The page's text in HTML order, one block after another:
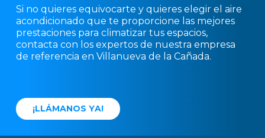
Si no quieres equivocarte y quieres elegir el aire
acondicionado que te proporcione las mejores
prestaciones para climatizar tus espacios,
contacta con los expertos de nuestra empresa
de referencia en Villanueva de la Cañada.
¡LLÁMANOS YA!